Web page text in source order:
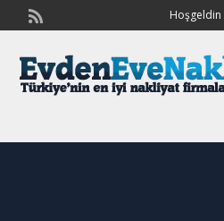
Hoşgeldin